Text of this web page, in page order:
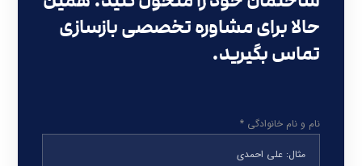
حالا برای مشاوره تخصصی بازسازی
تماس بگیرید.
نام و نام خانوادگی *